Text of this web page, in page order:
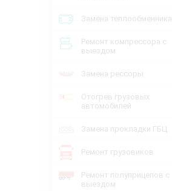
Замена теплообменника
Ремонт компрессора с
выездом
Замена рессоры
Отогрев грузовых
автомобилей
Замена прокладки ГБЦ
Ремонт грузовиков
Ремонт полуприцепов с
выездом